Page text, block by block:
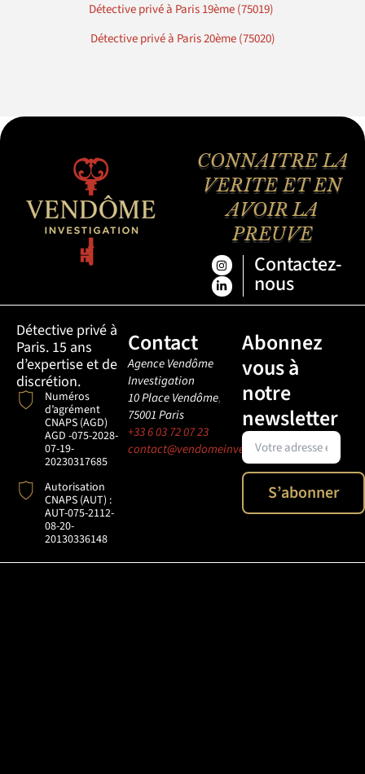
Détective privé à Paris 19ème (75019)
Détective privé à Paris 20ème (75020)
CONNAITRE LA
VERITE ET EN
AVOIR LA
PREUVE
Contactez-
nous
Détective privé à
Paris. 15 ans
d’expertise et de
discrétion.
Numéros
d’agrément
CNAPS (AGD)
AGD -075-2028-
07-19-
20230317685
Autorisation
CNAPS (AUT) :
AUT-075-2112-
08-20-
20130336148
Contact
Agence Vendôme
Investigation
10 Place Vendôme,
75001Paris
+33 6 03 72 07 23
contact@vendomeinvestigation.com
Abonnez
vous à
notre
newsletter
S’abonner